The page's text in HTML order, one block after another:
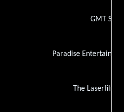
GMT
Paradise
The Laserfilm